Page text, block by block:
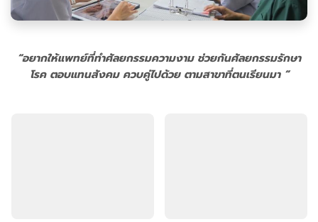
“อยากให้แพทย์ที่ทำศัลยกรรมความงาม ช่วยกันศัลยกรรมรักษา
โรค ตอบแทนสังคม ควบคู่ไปด้วย ตามสาขาที่ตนเรียนมา ”